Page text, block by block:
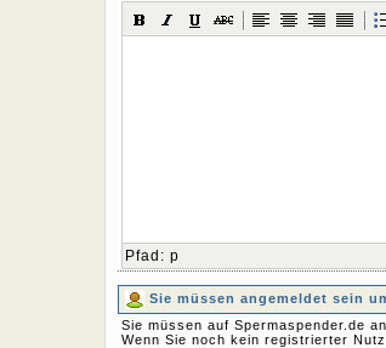
Pfad : p
Sie müssen angemeldet sein
Sie müssen auf Spermaspender.de
Wenn Sie noch kein registrierter